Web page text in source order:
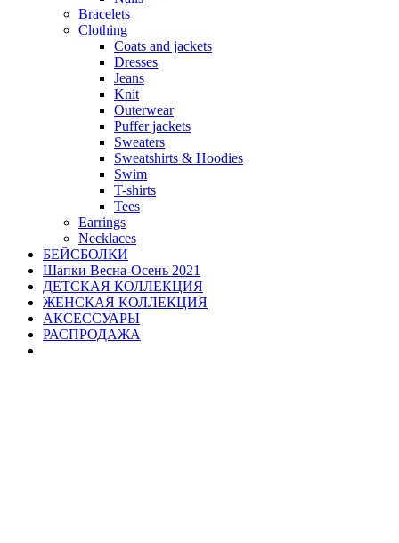
Bracelets
Clothing
Coats and jackets
Dresses
Jeans
Knit
Outerwear
Puffer jackets
Sweaters
Sweatshirts & Hoodies
Swim
T-shirts
Tees
Earrings
Necklaces
БЕЙСБОЛКИ
Шапки Весна-Осень 2021
ДЕТСКАЯ КОЛЛЕКЦИЯ
ЖЕНСКАЯ КОЛЛЕКЦИЯ
АКСЕССУАРЫ
РАСПРОДАЖА